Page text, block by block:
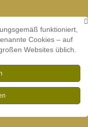
funktioniert,
Cookies – auf
Websites üblich.